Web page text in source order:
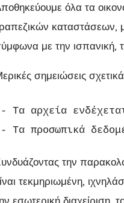
όλα τα
καταστάσεων,
με την ισπανική,
σημειώσεις
- Τα αρχεία
- Τα προσωπικά
την
τεκμηριωμένη,
εσωτερική διαχείριση,